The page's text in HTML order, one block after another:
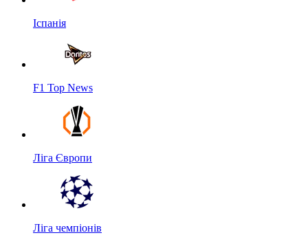
Іспанія
F1 Top News
Ліга Європи
Ліга чемпіонів